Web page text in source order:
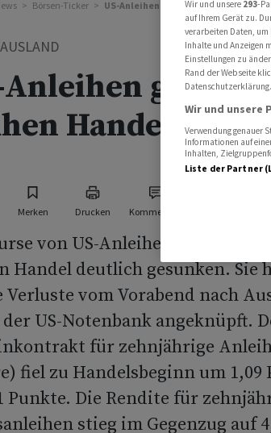
Börsen-Ticker US-Anleihen geben im frühen
Anleihen geben
Handel
Merken Drucken Kommentare
von US-Anleihen sind am
Handel deutlich gesunken. Sie
Verluste vom Vorabend nach
der US-Notenbank angeknüpft.
für zehnjährige
fiel zu Handelsbeginn um 1,09
Punkte. Die Rendite für
stieg im Gegenzug auf
Wir und unsere 293-
auf Ihrem Gerät zu.
verarbeiten Daten,
Inhalte und Anzeigen
Einstellungen zu
Rand der Webseite
Datenschutzerklärung.
Wir und unsere
Verwendung genauer
Informationen auf
Inhalten,
Liste der Partner